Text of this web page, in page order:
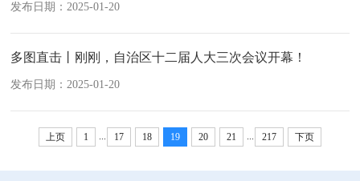
发布日期：2025-01-20
多图直击丨刚刚，自治区十二届人大三次会议开幕！
发布日期：2025-01-20
上页 1 17 18 19 20 21 217 下页